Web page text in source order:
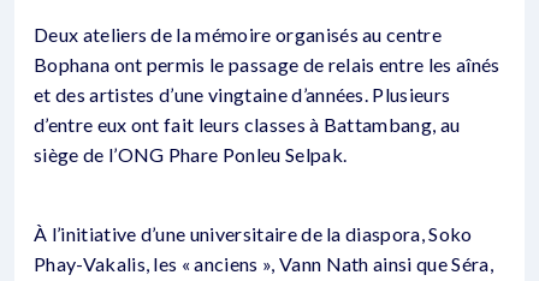
Deux ateliers de la mémoire organisés au centre
Bophana ont permis le passage de relais entre les aînés
et des artistes d’une vingtaine d’années. Plusieurs
d’entre eux ont fait leurs classes à Battambang, au
siège de l’ONG Phare Ponleu Selpak.
À l’initiative d’une universitaire de la diaspora, Soko
Phay-Vakalis, les « anciens », Vann Nath ainsi que Séra,